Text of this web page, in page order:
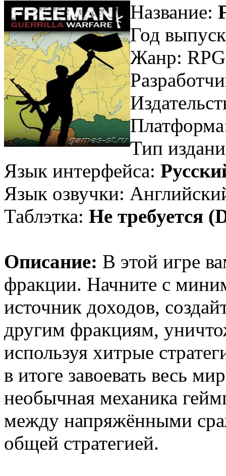
Название:
Год
Жанр:
Тип
Язык интерфейса:
Язык озвучки:
Таблэтка: Не требуется
Описание: В этой игре
фракции. Начните с
источник доходов,
другим фракциям,
используя хитрые
в итоге завоевать весь
необычная механика
между напряжёнными
общей стратегией.